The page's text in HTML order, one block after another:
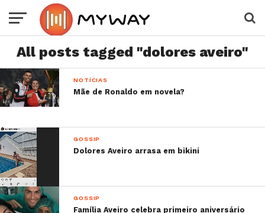
All posts tagged "dolores aveiro"
NOTÍCIAS
Mãe de Ronaldo em novela?
GOSSIP
Dolores Aveiro arrasa em bikini
GOSSIP
Família Aveiro celebra primeiro aniversário